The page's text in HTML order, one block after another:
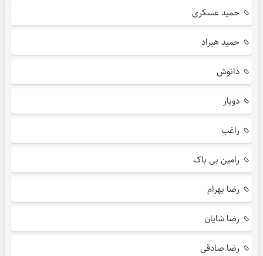
حمید عسکری
حمید هیراد
دانوش
دویار
راغب
رامین بی باک
رضا بهرام
رضا شایان
رضا صادقی